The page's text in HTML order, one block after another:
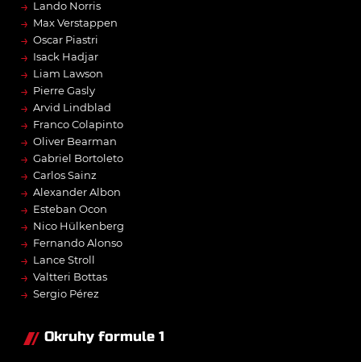
→ Lando Norris
→ Max Verstappen
→ Oscar Piastri
→ Isack Hadjar
→ Liam Lawson
→ Pierre Gasly
→ Arvid Lindblad
→ Franco Colapinto
→ Oliver Bearman
→ Gabriel Bortoleto
→ Carlos Sainz
→ Alexander Albon
→ Esteban Ocon
→ Nico Hülkenberg
→ Fernando Alonso
→ Lance Stroll
→ Valtteri Bottas
→ Sergio Pérez
Okruhy formule 1